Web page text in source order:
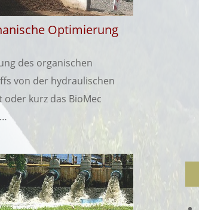
Optimierung
des organischen
von der hydraulischen
oder kurz das BioMec